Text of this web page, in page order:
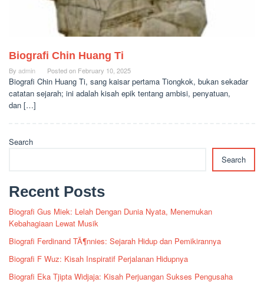
Biografi Chin Huang Ti
By admin Posted on February 10, 2025
Biografi Chin Huang Ti, sang kaisar pertama Tiongkok, bukan sekadar
catatan sejarah; ini adalah kisah epik tentang ambisi, penyatuan,
dan […]
Search
Search
Recent Posts
Biografi Gus Miek: Lelah Dengan Dunia Nyata, Menemukan
Kebahagiaan Lewat Musik
Biografi Ferdinand TÃ¶nnies: Sejarah Hidup dan Pemikirannya
Biografi F Wuz: Kisah Inspiratif Perjalanan Hidupnya
Biografi Eka Tjipta Widjaja: Kisah Perjuangan Sukses Pengusaha